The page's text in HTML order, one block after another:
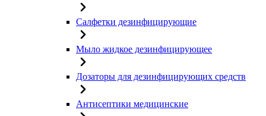
Салфетки дезинфицирующие
Мыло жидкое дезинфицирующее
Дозаторы для дезинфицирующих средств
Антисептики медицинские